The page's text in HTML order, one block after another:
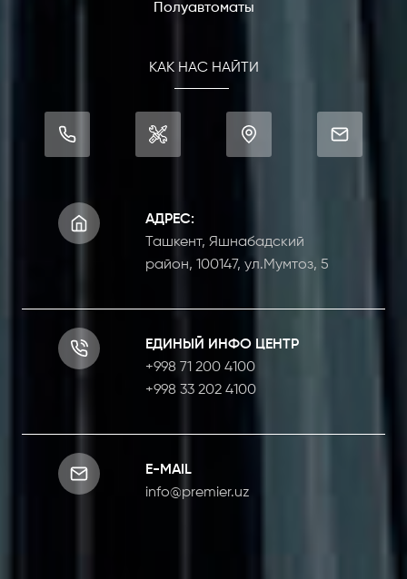
АДРЕС:
Ташкент, Яшнабадский
район, 100147, ул.Мумтоз, 5
ЕДИНЫЙ ИНФО ЦЕНТР
+998 71 200 4100
+998 33 202 4100
E-MAIL
info@premier.uz
Полуавтоматы
КАК НАС НАЙТИ